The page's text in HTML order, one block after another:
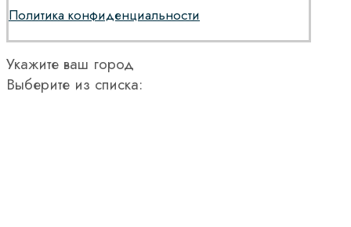
Политика конфиденциальности
Укажите ваш город
Выберите из списка: